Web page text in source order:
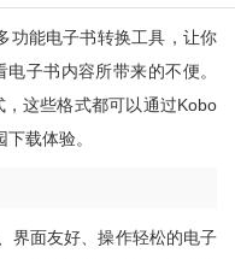
功能电子书转换工具，让你
子书内容所带来的不便。
这些格式都可以通过Kobo
载体验。
界面友好、操作轻松的电子